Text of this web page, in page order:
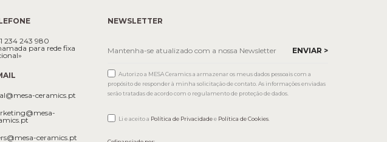
234 243 980
para rede fixa
ceramics.pt
ceramics.pt
NEWSLETTER
Autorizo a MESA Ceramics a armazenar os meus dados pessoais com a
propósito de responder à minha solicitação de contato. As informações enviadas
serão tratadas de acordo com o regulamento de proteção de dados.
Li e aceito a Política de Privacidadee Política de Cookies.